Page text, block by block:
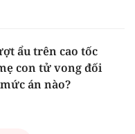
ẩu trên cao tốc
con tử vong đối
án nào?